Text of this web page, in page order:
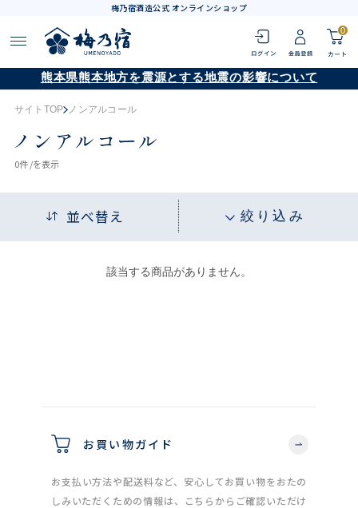
梅乃宿酒造公式 オンラインショップ
0
熊本県熊本地方を震源とする地震の影響について
サイトTOP ノンアルコール
ノンアルコール
0件 /を表示
並べ替え 絞り込み
該当する商品がありません。
お買い物ガイド
お支払い方法や配送料など、安心してお買い物をおたの
しみいただくための情報は、こちらからご確認いただけ